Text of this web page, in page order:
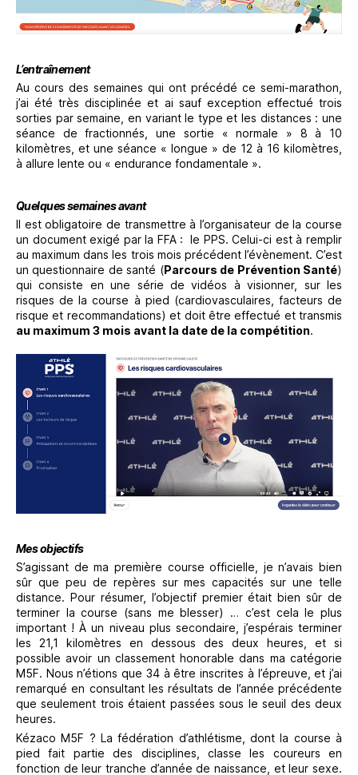
L’entraînement
Au cours des semaines qui ont précédé ce semi-marathon,
j’ai été très disciplinée et ai sauf exception effectué trois
sorties par semaine, en variant le type et les distances : une
séance de fractionnés, une sortie « normale » 8 à 10
kilomètres, et une séance « longue » de 12 à 16 kilomètres,
à allure lente ou « endurance fondamentale ».
Quelques semaines avant
Il est obligatoire de transmettre à l’organisateur de la course
un document exigé par la FFA :
le PPS. Celui-ci est à remplir
au maximum dans les trois mois précédent l’évènement. C’est
un questionnaire de santé (Parcours de Prévention Santé)
qui consiste en une série de vidéos à visionner, sur les
risques de la course à pied (cardiovasculaires, facteurs de
risque et recommandations) et doit être effectué et transmis
au maximum 3 mois avant la date de la compétition.
Mes objectifs
S’agissant de ma première course officielle, je n’avais bien
sûr que peu de repères sur mes capacités sur une telle
distance. Pour résumer, l’objectif premier était bien sûr de
terminer la course (sans me blesser) … c’est cela le plus
important ! À un niveau plus secondaire, j’espérais terminer
les 21,1 kilomètres en dessous des deux heures, et si
possible avoir un classement honorable dans ma catégorie
M5F. Nous n’étions que 34 à être inscrites à l’épreuve, et j’ai
remarqué en consultant les résultats de l’année précédente
que seulement trois étaient passées sous le seuil des deux
heures.
Kézaco M5F ? La fédération d’athlétisme, dont la course à
pied fait partie des disciplines, classe les coureurs en
fonction de leur tranche d’année de naissance, et leur sexe.